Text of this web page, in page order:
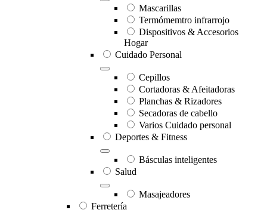
Mascarillas
Termómemtro infrarrojo
Dispositivos & Accesorios
Hogar
Cuidado Personal
Cepillos
Cortadoras & Afeitadoras
Planchas & Rizadores
Secadoras de cabello
Varios Cuidado personal
Deportes & Fitness
Básculas inteligentes
Salud
Masajeadores
Ferretería